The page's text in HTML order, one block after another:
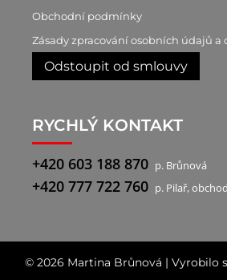
Obchodní podmínky
Zásady zpracování osobních údajů a
Odstoupit od smlouvy
RYCHLÝ KONTAKT
+420 603 188 870 p. Brůnová
+420 777 722 760 p. Pilař,
© 2026 Martina Brůnová | Vyrobilo